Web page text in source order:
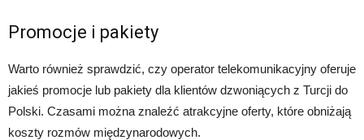
Promocje i pakiety
Warto również sprawdzić, czy operator telekomunikacyjny oferuje
jakieś promocje lub pakiety dla klientów dzwoniących z Turcji do
Polski. Czasami można znaleźć atrakcyjne oferty, które obniżają
koszty rozmów międzynarodowych.